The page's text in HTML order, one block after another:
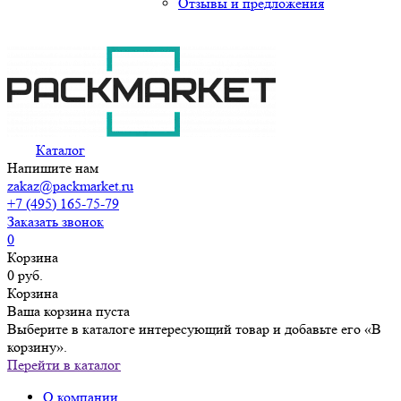
Каталог
Напишите нам
zakaz@packmarket.ru
+7 (495) 165-75-79
Заказать звонок
0
Корзина
0 руб.
Корзина
Ваша корзина пуста
Выберите в каталоге интересующий товар и добавьте его «В
корзину».
Перейти в каталог
О компании